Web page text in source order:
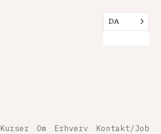
Kurser
Om
Erhverv Kontakt/Job
DA